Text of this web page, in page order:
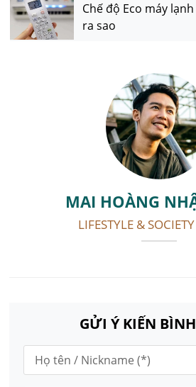
Chế độ Eco máy
ra sao
MAI HOÀNG
LIFESTYLE &
GỬI Ý KIẾN